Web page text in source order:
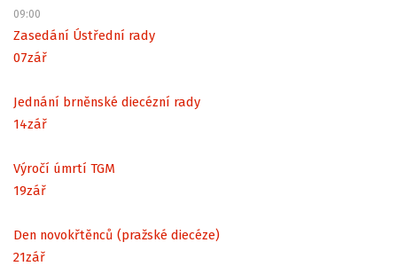
09:00
Zasedání Ústřední rady
07zář
Jednání brněnské diecézní rady
14zář
Výročí úmrtí TGM
19zář
Den novokřtěnců (pražské diecéze)
21zář